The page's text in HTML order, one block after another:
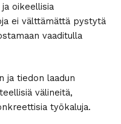
oikeellisia
ei välttämättä pystytä
vaaditulla
ja tiedon laadun
välineitä,
työkaluja.